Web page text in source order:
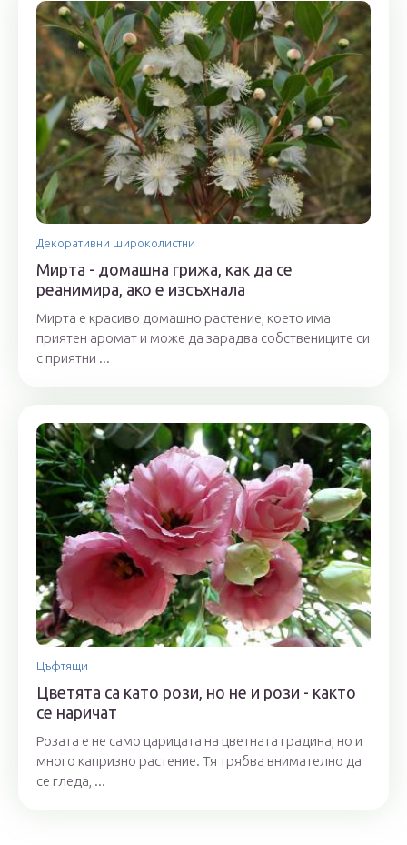
Декоративни широколистни
Мирта - домашна грижа, как да се
реанимира, ако е изсъхнала
Мирта е красиво домашно растение, което има
приятен аромат и може да зарадва собствениците си
с приятни ...
Цъфтящи
Цветята са като рози, но не и рози - както
се наричат
Розата е не само царицата на цветната градина, но и
много капризно растение. Тя трябва внимателно да
се гледа, ...